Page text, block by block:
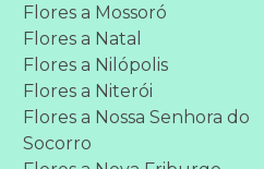
Flores a Mossoró
Flores a Natal
Flores a Nilópolis
Flores a Niterói
Flores a Nossa Senhora do
Socorro